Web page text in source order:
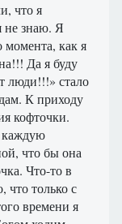
что я
не знаю. Я
как я
Да я буду
люди!!!» стало
К приходу
кофточки.
каждую
что бы она
Что-то в
что только с
времени я